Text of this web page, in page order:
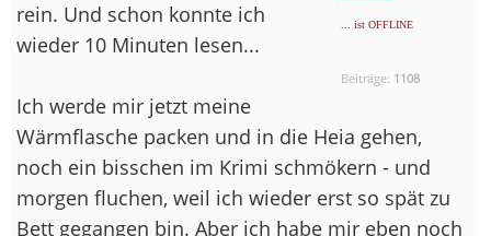
... ist OFFLINE
Beiträge: 1108
rein. Und schon konnte ich
wieder 10 Minuten lesen...
Ich werde mir jetzt meine
Wärmflasche packen und in die Heia gehen,
noch ein bisschen im Krimi schmökern - und
morgen fluchen, weil ich wieder erst so spät zu
Bett gegangen bin. Aber ich habe mir eben noch